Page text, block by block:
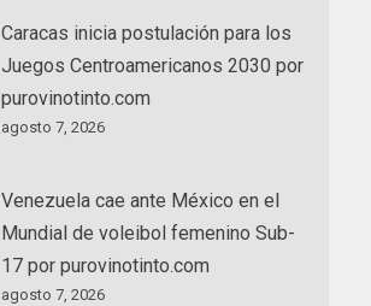
Caracas inicia postulación para los
Juegos Centroamericanos 2030 por
purovinotinto.com
agosto 7, 2026
Venezuela cae ante México en el
Mundial de voleibol femenino Sub-
17 por purovinotinto.com
agosto 7, 2026